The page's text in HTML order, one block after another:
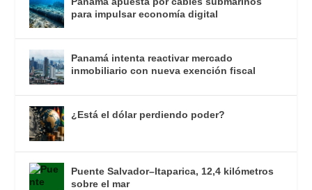
para impulsar economía digital
Panamá intenta reactivar mercado
inmobiliario con nueva exención fiscal
¿Está el dólar perdiendo poder?
Puente Salvador–Itaparica, 12,4 kilómetros
sobre el mar